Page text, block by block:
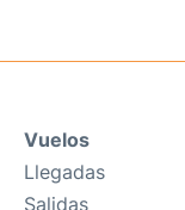
Vuelos
Llegadas
Salidas